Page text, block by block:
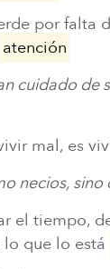
we believe.
events.
por falta
atención
cuidado de
mal, es
necios,
el tiempo,
lo que lo está